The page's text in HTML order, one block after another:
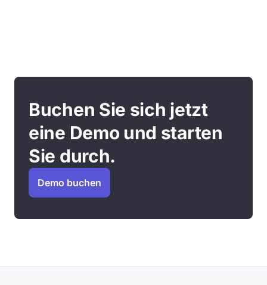
Buchen Sie sich jetzt
eine Demo und starten
Sie durch.
Demo buchen